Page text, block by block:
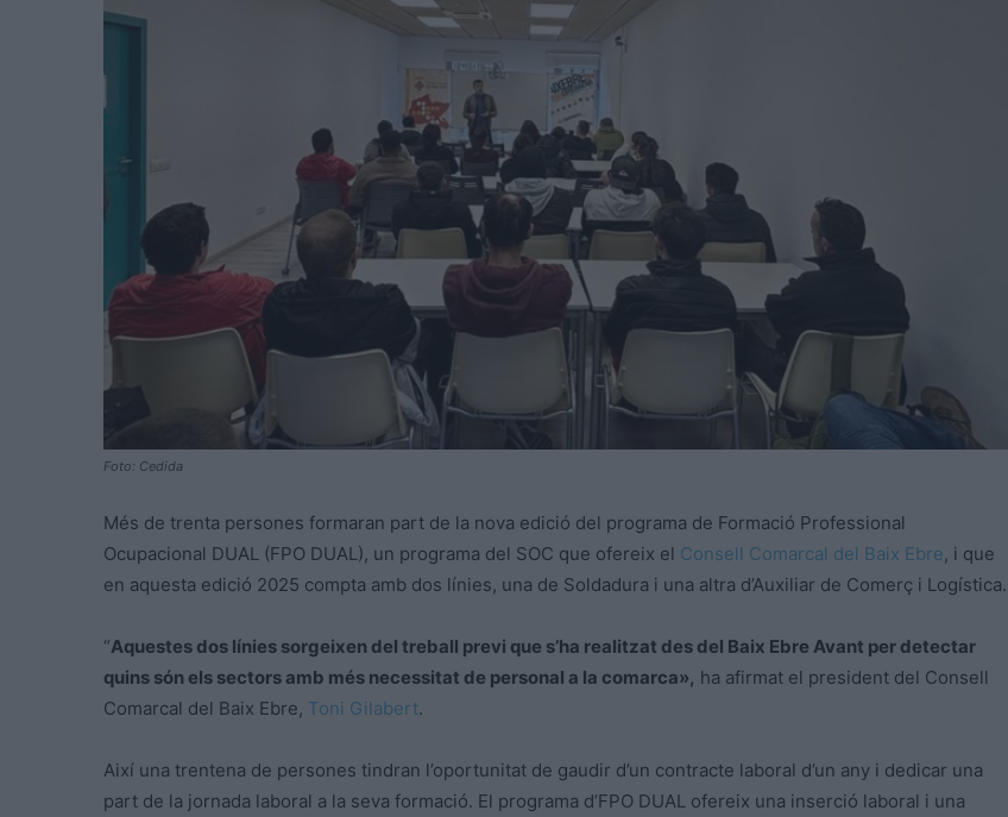
Foto: Cedida
Més de trenta persones formaran part de la nova edició del programa de Formació Professional
Ocupacional DUAL (FPO DUAL), un programa del SOC que ofereix el Consell Comarcal del Baix Ebre, i que
en aquesta edició 2025 compta amb dos línies, una de Soldadura i una altra d’Auxiliar de Comerç i Logística.
“Aquestes dos línies sorgeixen del treball previ que s’ha realitzat des del Baix Ebre Avant per detectar
quins són els sectors amb més necessitat de personal a la comarca», ha afirmat el president del Consell
Comarcal del Baix Ebre, Toni Gilabert.
Així una trentena de persones tindran l’oportunitat de gaudir d’un contracte laboral d’un any i dedicar una
part de la jornada laboral a la seva formació. El programa d’FPO DUAL ofereix una inserció laboral i una